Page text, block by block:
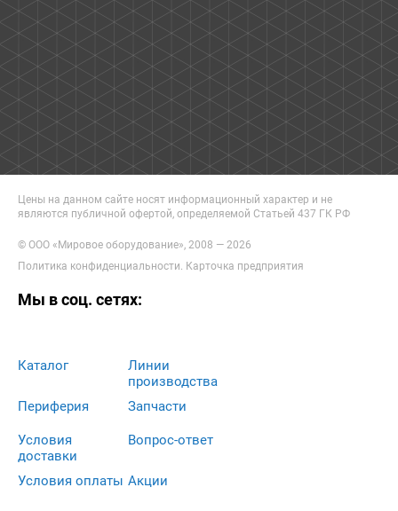
Цены на данном сайте носят информационный характер и не
являются публичной офертой, определяемой Статьей 437 ГК РФ
© ООО «Мировое оборудование», 2008 — 2026
Политика конфиденциальности Карточка предприятия
Мы в соц. сетях:
Каталог
Периферия
Линии
производства
Запчасти
Условия
доставки
Условия оплаты
Вопрос-ответ
Акции